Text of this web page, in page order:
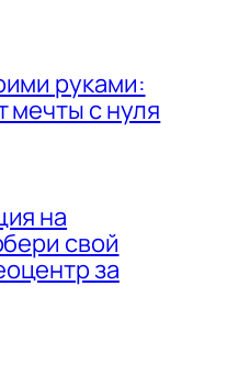
руками:
мечты с нуля
на
свой
за